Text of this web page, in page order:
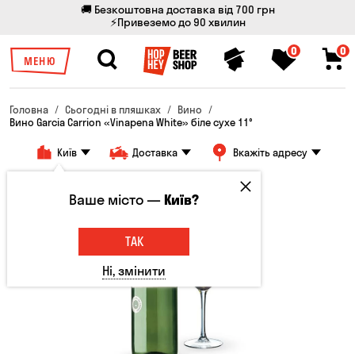
🚚 Безкоштовна доставка від 700 грн
⚡Привеземо до 90 хвилин
МЕНЮ
0 0
Головна Сьогодні в пляшках
Вино
Вино Garcia Carrion «Vinapena White» біле сухе 11°
Київ Доставка Вкажіть адресу
Ваше місто —Київ?
ТАК
Ні, змінити